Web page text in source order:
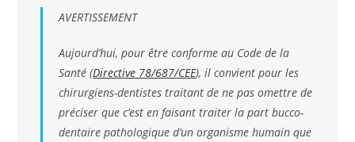
AVERTISSEMENT
Aujourd’hui, pour être conforme au Code de la
Santé (Directive 78/687/CEE), il convient pour les
chirurgiens-dentistes traitant de ne pas omettre de
préciser que c’est en faisant traiter la part bucco-
dentaire pathologique d’un organisme humain que